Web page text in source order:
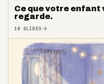
Ce que votre enfant
regarde.
10 SLIDES